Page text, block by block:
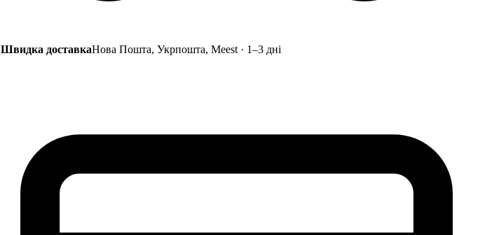
Швидка доставкаНова Пошта, Укрпошта, Meest · 1–3 дні